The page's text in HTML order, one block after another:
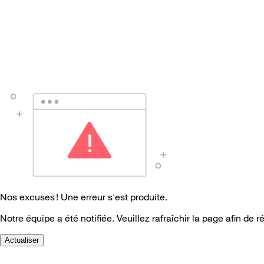
Nos excuses ! Une erreur s'est produite.
Notre équipe a été notifiée. Veuillez rafraîchir la page afin de
Actualiser